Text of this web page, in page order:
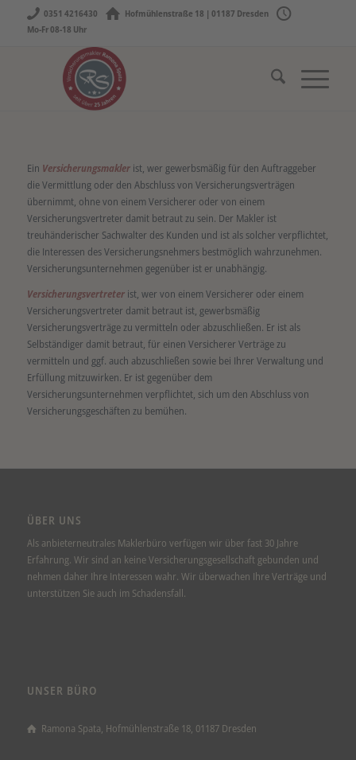
0351 4216430
Hofmühlenstraße 18 | 01187 Dresden
Mo-Fr 08-18 Uhr
Ein Versicherungsmakler ist, wer gewerbsmäßig für den Auftraggeber
die Vermittlung oder den Abschluss von Versicherungsverträgen
übernimmt, ohne von einem Versicherer oder von einem
Versicherungsvertreter damit betraut zu sein. Der Makler ist
treuhänderischer Sachwalter des Kunden und ist als solcher verpflichtet,
die Interessen des Versicherungsnehmers bestmöglich wahrzunehmen.
Versicherungsunternehmen gegenüber ist er unabhängig.
Versicherungsvertreter ist, wer von einem Versicherer oder einem
Versicherungsvertreter damit betraut ist, gewerbsmäßig
Versicherungsverträge zu vermitteln oder abzuschließen. Er ist als
Selbständiger damit betraut, für einen Versicherer Verträge zu
vermitteln und ggf. auch abzuschließen sowie bei Ihrer Verwaltung und
Erfüllung mitzuwirken. Er ist gegenüber dem
Versicherungsunternehmen verpflichtet, sich um den Abschluss von
Versicherungsgeschäften zu bemühen.
ÜBER UNS
Als anbieterneutrales Maklerbüro verfügen wir über fast 30 Jahre
Erfahrung. Wir sind an keine Versicherungsgesellschaft gebunden und
nehmen daher Ihre Interessen wahr. Wir überwachen Ihre Verträge und
unterstützen Sie auch im Schadensfall.
UNSER BÜRO
Ramona Spata, Hofmühlenstraße 18, 01187 Dresden